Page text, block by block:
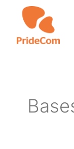
content